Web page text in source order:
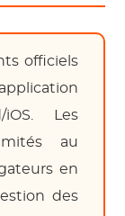
officiels
Les
au
en
des